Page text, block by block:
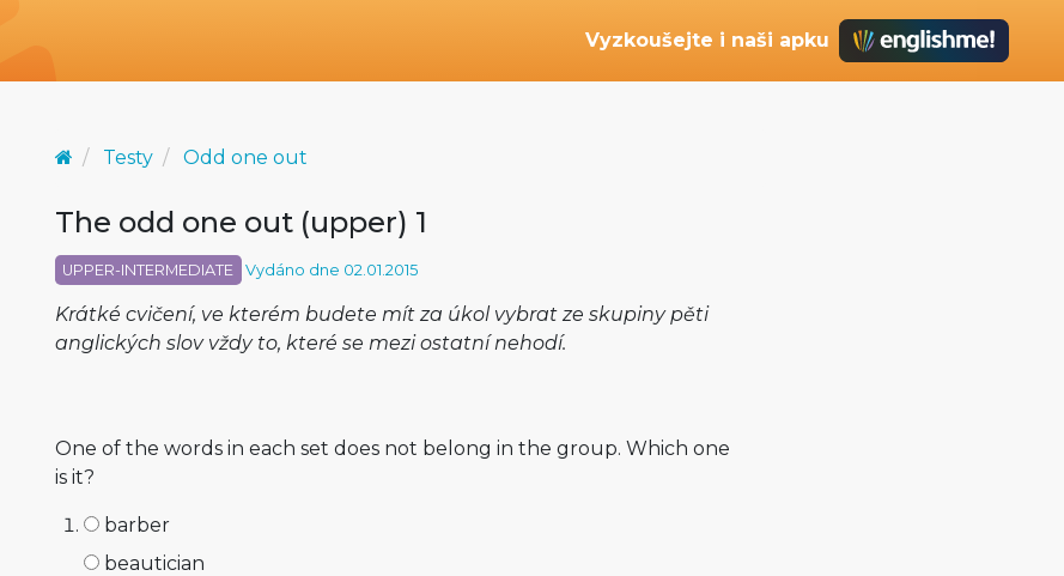
Vyzkoušejte i naši apku
Testy Odd one out
The odd one out (upper) 1
UPPER-INTERMEDIATE Vydáno dne 02.01.2015
Krátké cvičení, ve kterém budete mít za úkol vybrat ze skupiny pěti
anglických slov vždy to, které se mezi ostatní nehodí.
One of the words in each set does not belong in the group. Which one
is it?
barber
beautician